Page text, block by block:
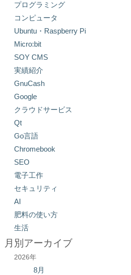
プログラミング
コンピュータ
Ubuntu・Raspberry Pi
Micro:bit
SOY CMS
実績紹介
GnuCash
Google
クラウドサービス
Qt
Go言語
Chromebook
SEO
電子工作
セキュリティ
AI
肥料の使い方
生活
月別アーカイブ
2026年
8月